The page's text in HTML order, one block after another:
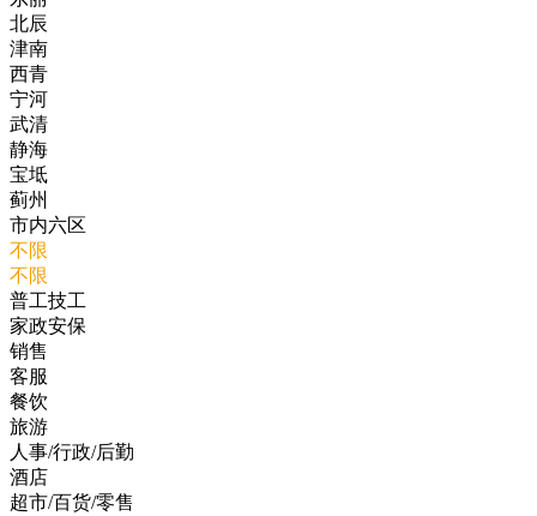
北辰
津南
西青
宁河
武清
静海
宝坻
蓟州
市内六区
不限
不限
普工技工
家政安保
销售
客服
餐饮
旅游
人事/行政/后勤
酒店
超市/百货/零售